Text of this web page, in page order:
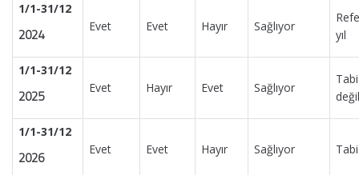
1/1-31/12
2024 Evet Evet Hayır Sağlıyor
yıl
1/1-31/12
2025 Evet Hayır Evet Sağlıyor
Tabi
1/1-31/12
2026 Evet Evet Hayır Sağlıyor